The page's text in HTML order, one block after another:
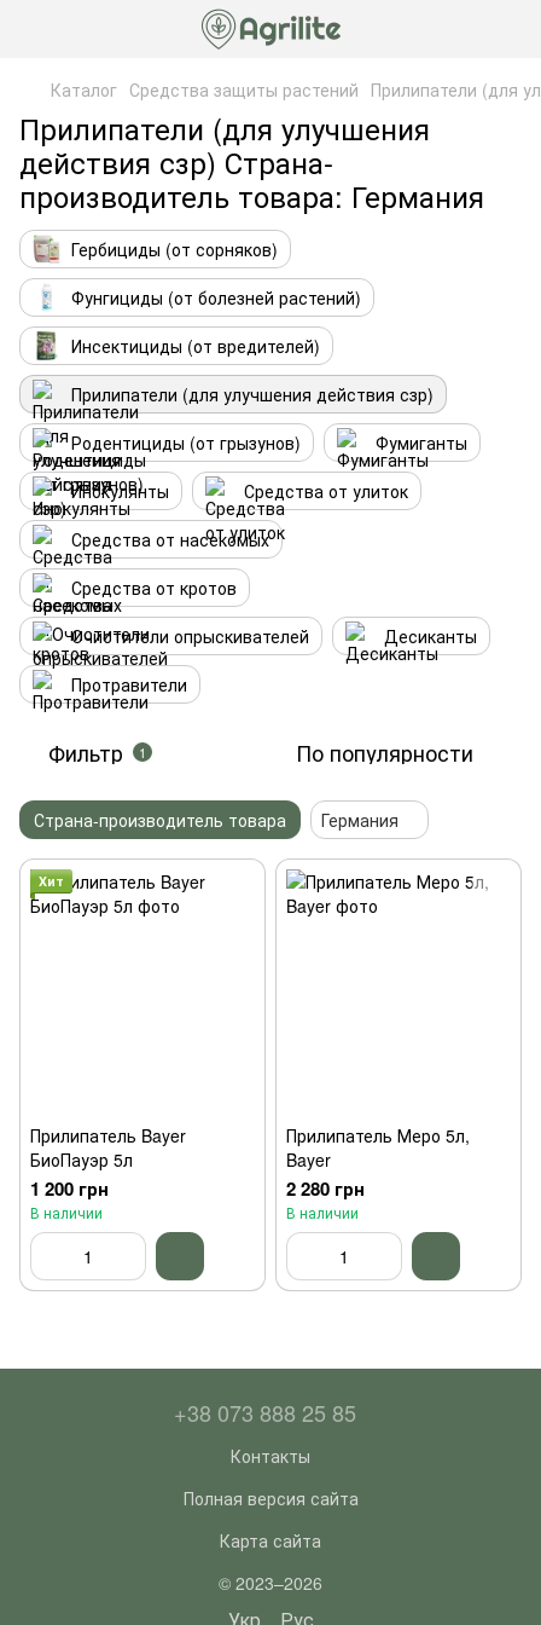
Каталог Средства защиты растений Прилипатели (для
Прилипатели (для улучшения
действия сзр) Страна-
производитель товара: Германия
Гербициды (от сорняков)
Фунгициды (от болезней растений)
Инсектициды (от вредителей)
Прилипатели (для улучшения действия сзр)
Родентициды (от грызунов)
Фумиганты
Инокулянты
Средства от улиток
Средства от насекомых
Средства от кротов
Очистители опрыскивателей
Десиканты
Протравители
Фильтр 1 По популярности
Страна-производитель товара Германия
Хит
Прилипатель Bayer
БиоПауэр 5л
1 200 грн
В наличии
Прилипатель Меро 5л,
Bayer
2 280 грн
В наличии
+38 073 888 25 85
Контакты
Полная версия сайта
Карта сайта
© 2023–2026